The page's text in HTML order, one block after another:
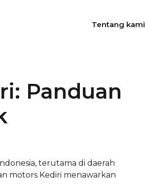
Tentang kami
Panduan
terutama di daerah
motors Kediri menawarkan